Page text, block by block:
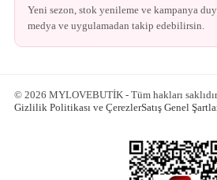
Yeni sezon, stok yenileme ve kampanya
medya ve uygulamadan takip edebilirsin.
© 2026 MYLOVEBUTİK - Tüm hakları
Gizlilik Politikası ve ÇerezlerSatış Genel